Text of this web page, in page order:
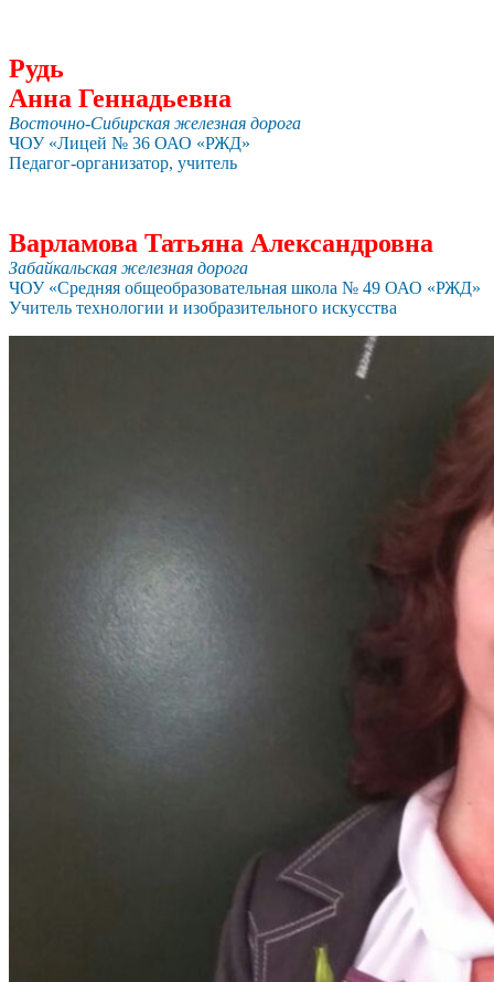
Рудь
Анна Геннадьевна
Восточно-Сибирская железная дорога
ЧОУ «Лицей № 36 ОАО «РЖД»
Педагог-организатор, учитель
Варламова Татьяна Александровна
Забайкальская железная дорога
ЧОУ «Средняя общеобразовательная школа № 49 ОАО «РЖД»
Учитель технологии и изобразительного искусства